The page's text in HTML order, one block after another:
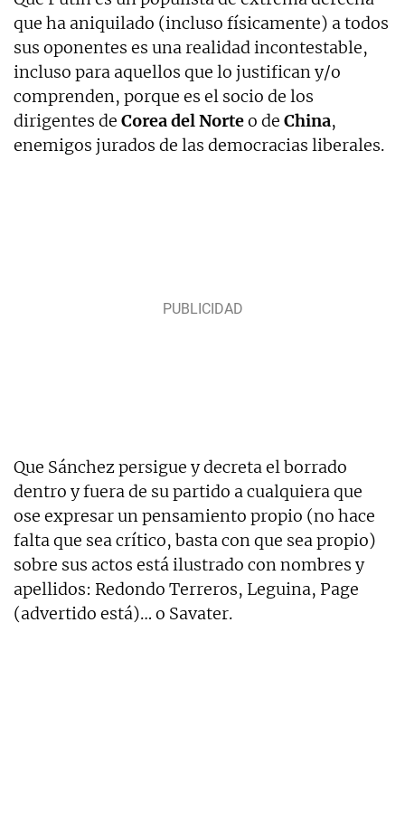
que ha aniquilado (incluso físicamente) a todos
sus oponentes es una realidad incontestable,
incluso para aquellos que lo justifican y/o
comprenden, porque es el socio de los
dirigentes de Corea del Norteo de China,
enemigos jurados de las democracias liberales.
Que Sánchez persigue y decreta el borrado
dentro y fuera de su partido a cualquiera que
ose expresar un pensamiento propio (no hace
falta que sea crítico, basta con que sea propio)
sobre sus actos está ilustrado con nombres y
apellidos: Redondo Terreros, Leguina, Page
(advertido está)… o Savater.